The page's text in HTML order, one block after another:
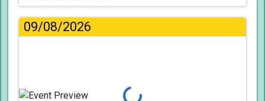
09/08/2026
Φόρτωση...